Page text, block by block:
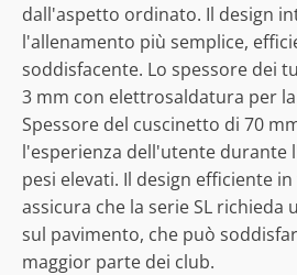
dall'aspetto ordinato. Il design
l'allenamento più semplice,
soddisfacente. Lo spessore dei
3 mm con elettrosaldatura per
Spessore del cuscinetto di 70
l'esperienza dell'utente durante
pesi elevati. Il design efficiente
assicura che la serie SL richieda
sul pavimento, che può
maggior parte dei club.